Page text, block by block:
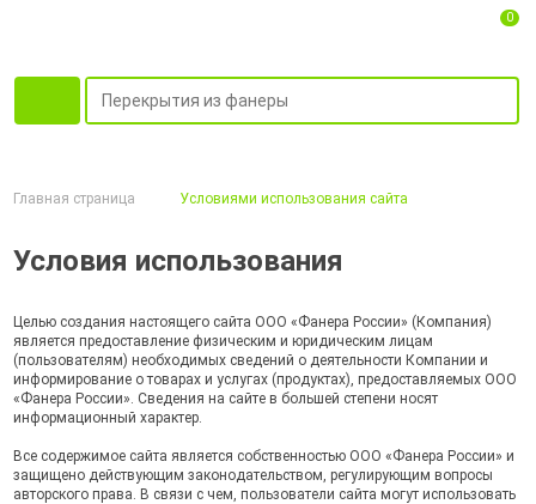
0
Главная страница Условиями использования сайта
Условия использования
Целью создания настоящего сайта ООО «Фанера России» (Компания)
является предоставление физическим и юридическим лицам
(пользователям) необходимых сведений о деятельности Компании и
информирование о товарах и услугах (продуктах), предоставляемых ООО
«Фанера России». Сведения на сайте в большей степени носят
информационный характер.
Все содержимое сайта является собственностью ООО «Фанера России» и
защищено действующим законодательством, регулирующим вопросы
авторского права. В связи с чем, пользователи сайта могут использовать